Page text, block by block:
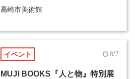
高崎市美術館
イベント 8/7
MUJI BOOKS『人と物』特別展